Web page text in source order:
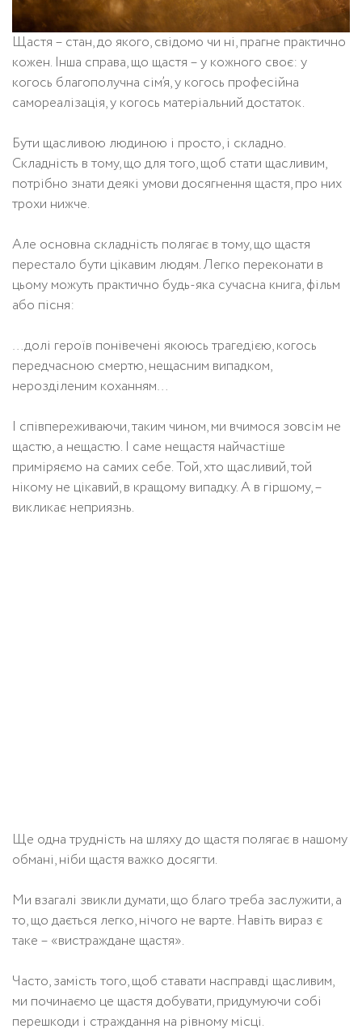
Щастя – стан, до якого, свідомо чи ні, прагне практично
кожен. Інша справа, що щастя – у кожного своє: у
когось благополучна сім’я, у когось професійна
самореалізація, у когось матеріальний достаток.
Бути щасливою людиною і просто, і складно.
Складність в тому, що для того, щоб стати щасливим,
потрібно знати деякі умови досягнення щастя, про них
трохи нижче.
Але основна складність полягає в тому, що щастя
перестало бути цікавим людям. Легко переконати в
цьому можуть практично будь-яка сучасна книга, фільм
або пісня:
…долі героїв понівечені якоюсь трагедією, когось
передчасною смертю, нещасним випадком,
нерозділеним коханням…
І співпереживаючи, таким чином, ми вчимося зовсім не
щастю, а нещастю. І саме нещастя найчастіше
приміряємо на самих себе. Той, хто щасливий, той
нікому не цікавий, в кращому випадку. А в гіршому, –
викликає неприязнь.
Ще одна трудність на шляху до щастя полягає в нашому
обмані, ніби щастя важко досягти.
Ми взагалі звикли думати, що благо треба заслужити, а
то, що дається легко, нічого не варте. Навіть вираз є
таке – «вистраждане щастя».
Часто, замість того, щоб ставати насправді щасливим,
ми починаємо це щастя добувати, придумуючи собі
перешкоди і страждання на рівному місці.